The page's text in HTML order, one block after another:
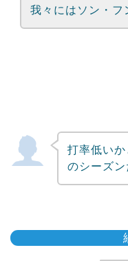
我々にはソン・
打率低い
のシーズン